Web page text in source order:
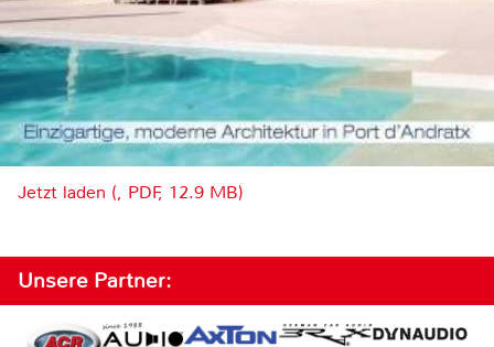
Jetzt laden (, PDF, 12.9 MB)
Unsere Partner: